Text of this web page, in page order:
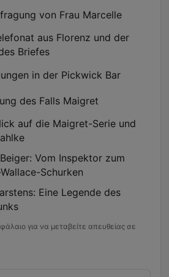
von Frau Marcelle
aus Florenz und der
Briefes
in der Pickwick Bar
des Falls Maigret
auf die Maigret-Serie und
Vom Inspektor zum
Schurken
Eine Legende des
για να μεταβείτε απευθείας σε